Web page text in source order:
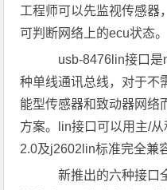
工程师可以先监视传感器
可判断网络上的ecu状态。
usb-8476lin接口是
种单线通讯总线，对于不
能型传感器和致动器网络
方案。lin接口可以用主/从
2.0及j2602lin标准完全兼
新推出的六种接口